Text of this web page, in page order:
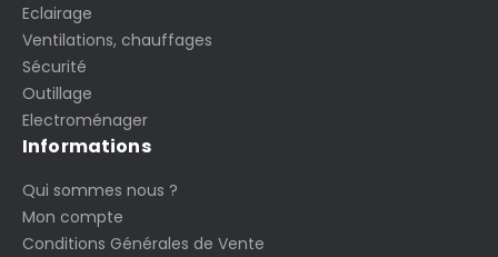
Eclairage
Ventilations, chauffages
Sécurité
Outillage
Electroménager
Informations
Qui sommes nous ?
Mon compte
Conditions Générales de Vente